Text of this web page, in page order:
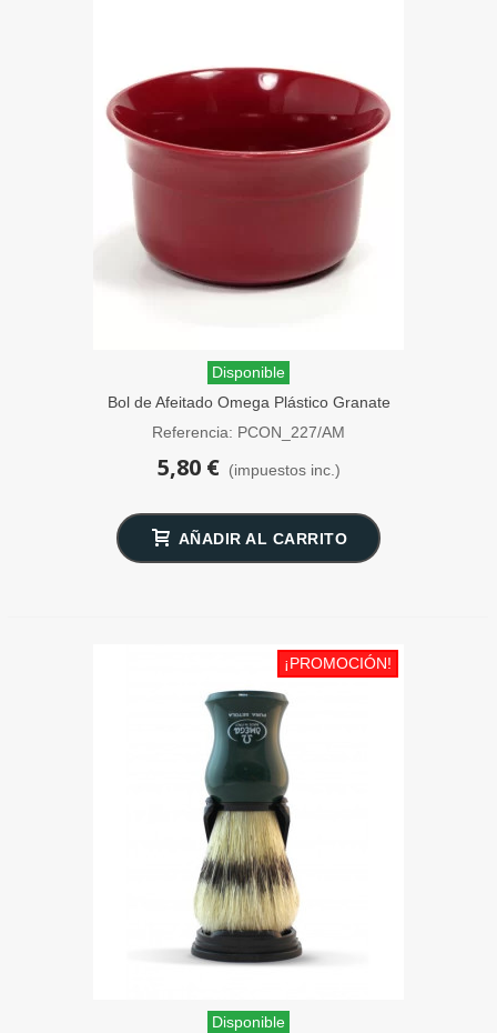
Disponible
Bol de Afeitado Omega Plástico Granate
Referencia: PCON_227/AM
5,80 € (impuestos inc.)
AÑADIR AL CARRITO
¡PROMOCIÓN!
Disponible